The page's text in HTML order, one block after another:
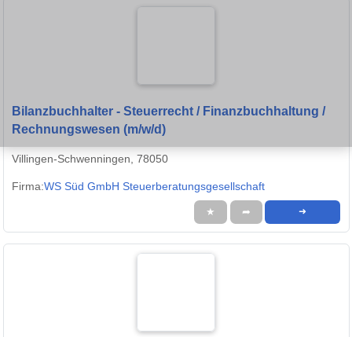
Bilanzbuchhalter - Steuerrecht / Finanzbuchhaltung /
Rechnungswesen (m/w/d)
Villingen-Schwenningen, 78050
Firma:WS Süd GmbH Steuerberatungsgesellschaft
★ ➦ ➜